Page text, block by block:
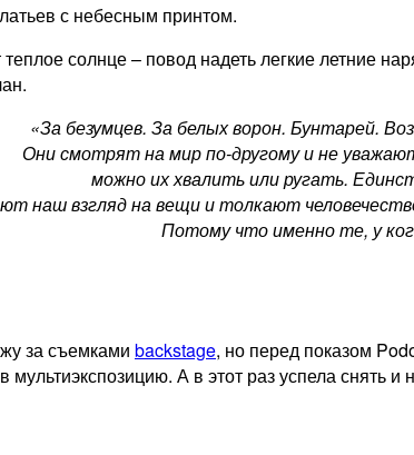
с небесным принтом.
солнце – повод надеть легкие летние
«За безумцев. За белых ворон. Бунтарей.
Они смотрят на мир по-другому и не
можно их хвалить или ругать.
наш взгляд на вещи и толкают
Потому что именно те, у
за съемками backstage, но перед показом
А в этот раз успела снять и